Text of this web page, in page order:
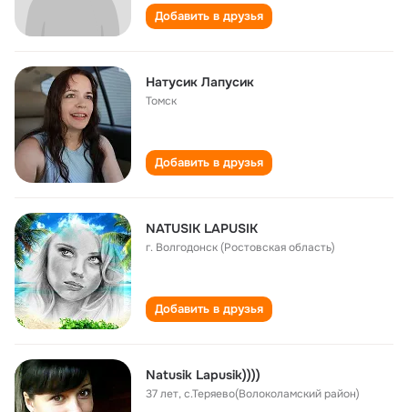
Добавить в друзья
Натусик Лапусик
Томск
Добавить в друзья
NATUSIK LAPUSIK
г. Волгодонск (Ростовская область)
Добавить в друзья
Natusik Lapusik))))
37 лет,с.Теряево(Волоколамский район)